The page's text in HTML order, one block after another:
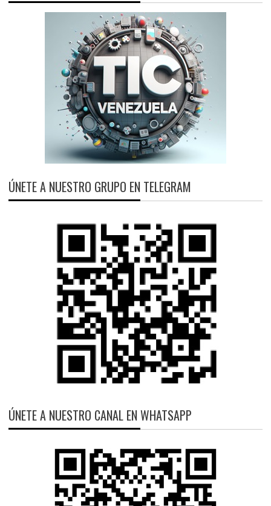
ÚNETE A NUESTRO GRUPO EN TELEGRAM
ÚNETE A NUESTRO CANAL EN WHATSAPP